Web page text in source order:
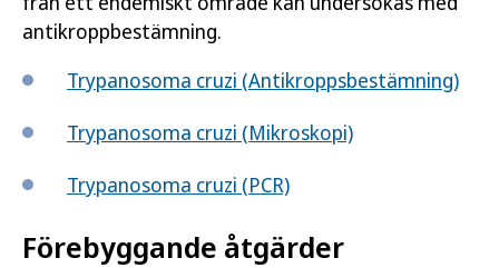
antikroppbestämning.
Trypanosoma cruzi (Antikroppsbestämning)
Trypanosoma cruzi (Mikroskopi)
Trypanosoma cruzi (PCR)
Förebyggande åtgärder